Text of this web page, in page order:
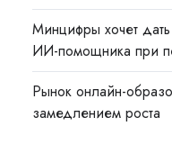
Минцифры хочет
ИИ-помощника при
Рынок онлайн-
замедлением роста